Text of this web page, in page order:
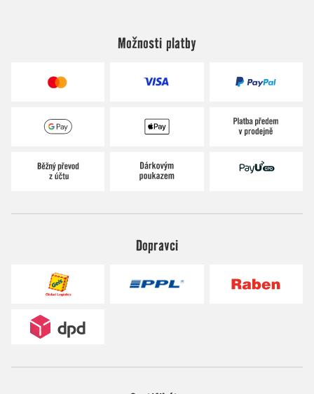
Možnosti platby
Dopravci